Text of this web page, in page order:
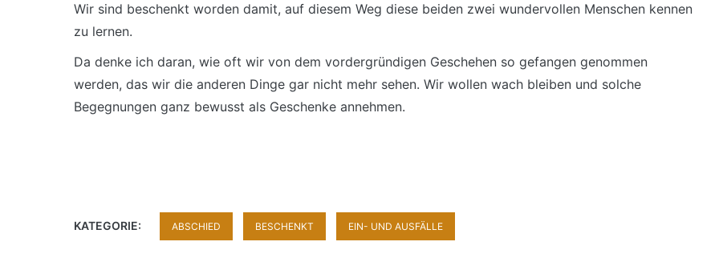
Wir sind beschenkt worden damit, auf diesem Weg diese beiden zwei wundervollen Menschen kennen
zu lernen.
Da denke ich daran, wie oft wir von dem vordergründigen Geschehen so gefangen genommen
werden, das wir die anderen Dinge gar nicht mehr sehen. Wir wollen wach bleiben und solche
Begegnungen ganz bewusst als Geschenke annehmen.
KATEGORIE: ABSCHIED BESCHENKT EIN- UND AUSFÄLLE